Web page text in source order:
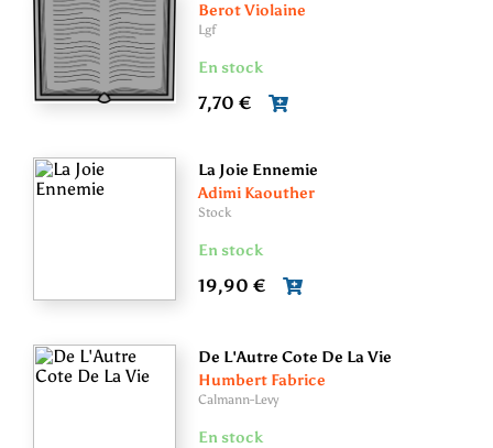
Berot Violaine
Lgf
En stock
7,70 €
La Joie Ennemie
Adimi Kaouther
Stock
En stock
19,90 €
De L'Autre Cote De La Vie
Humbert Fabrice
Calmann-Levy
En stock